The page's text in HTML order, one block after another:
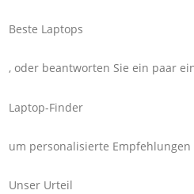
Beste Laptops
, oder beantworten Sie ein paar
Laptop-Finder
um personalisierte
Unser Urteil